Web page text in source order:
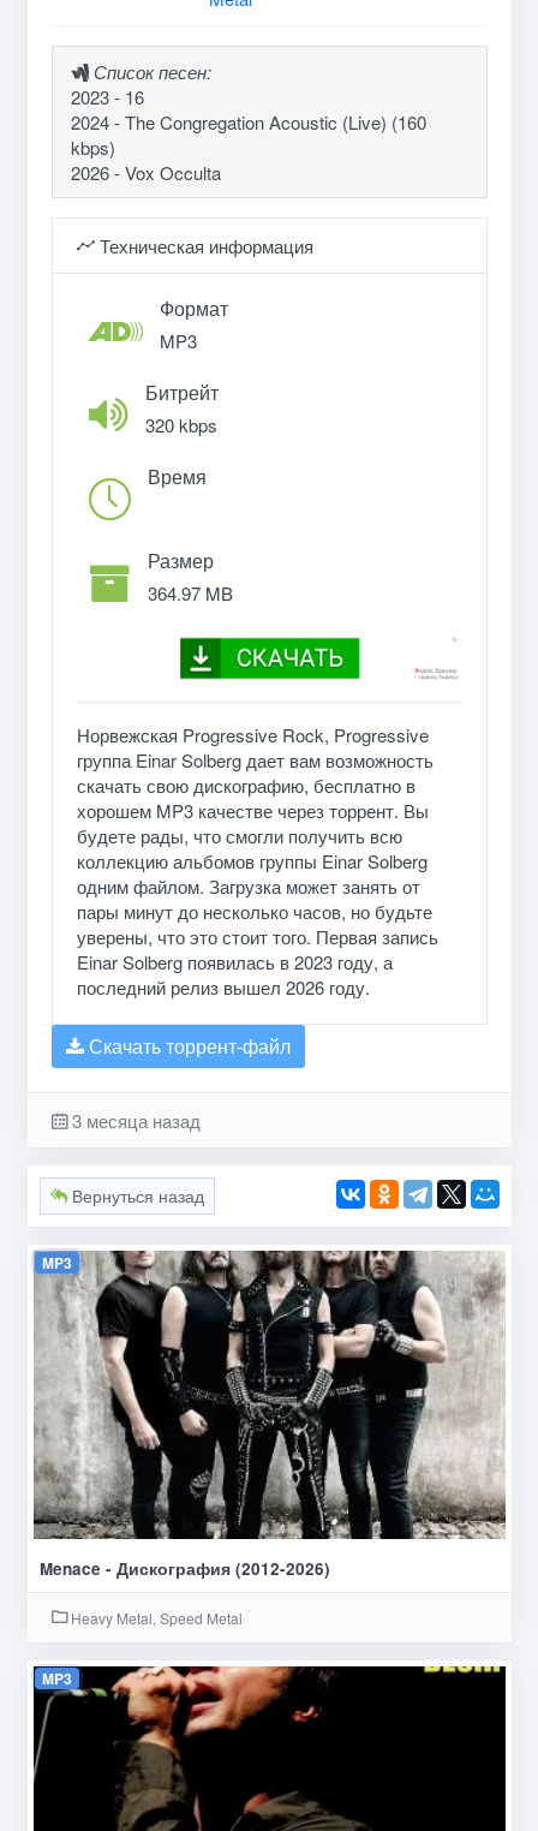
Список песен:
2023 - 16
2024 - The Congregation Acoustic (Live) (160
kbps)
2026 - Vox Occulta
Техническая информация
Формат
MP3
Битрейт
320 kbps
Время
Размер
364.97 MB
Норвежская Progressive Rock, Progressive
группа Einar Solberg дает вам возможность
скачать свою дискографию, бесплатно в
хорошем MP3 качестве через торрент. Вы
будете рады, что смогли получить всю
коллекцию альбомов группы Einar Solberg
одним файлом. Загрузка может занять от
пары минут до несколько часов, но будьте
уверены, что это стоит того. Первая запись
Einar Solberg появилась в 2023 году, а
последний релиз вышел 2026 году.
Скачать торрент-файл
3 месяца назад
Вернуться назад
MP3
Menace - Дискография (2012-2026)
Heavy Metal, Speed Metal
MP3